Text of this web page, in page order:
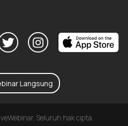
Langsung
Seluruh hak cipta.